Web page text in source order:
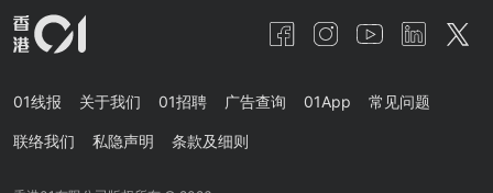
01线报 关于我们 01招聘 广告查询 01App 常见问题
联络我们 私隐声明 条款及细则